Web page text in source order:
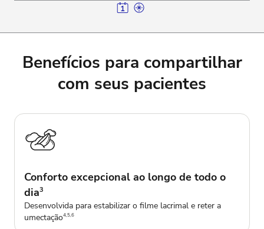
Benefícios para compartilhar
com seus pacientes
Conforto excepcional ao longo de todo o
dia3
Desenvolvida para estabilizar o filme lacrimal e reter a
umectação4,5,6